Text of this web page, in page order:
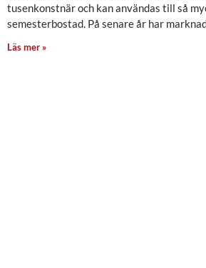
tusenkonstnär och kan användas till så
semesterbostad. På senare år har
Läs mer »